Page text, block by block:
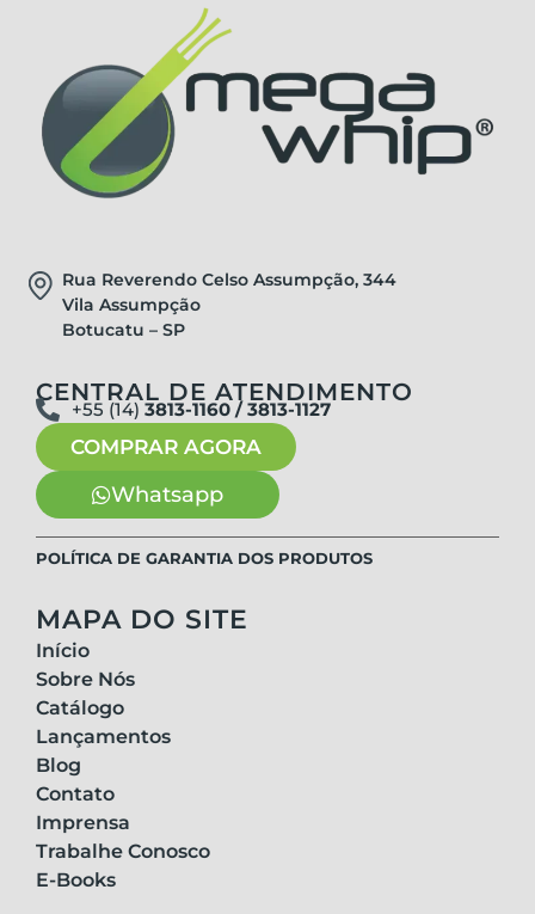
Rua Reverendo Celso Assumpção, 344
Vila Assumpção
Botucatu – SP
CENTRAL DE ATENDIMENTO
+55 (14) 3813-1160 / 3813-1127
COMPRAR AGORA
Whatsapp
POLÍTICA DE GARANTIA DOS PRODUTOS
MAPA DO SITE
Início
Sobre Nós
Catálogo
Lançamentos
Blog
Contato
Imprensa
Trabalhe Conosco
E-Books